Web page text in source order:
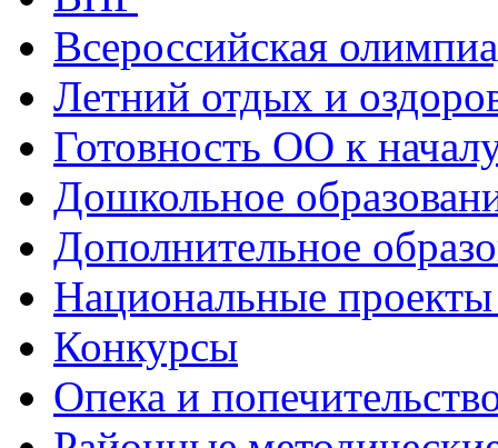
Всероссийская
Летний отдых и
Готовность ОО к
Дошкольное
Дополнительное
Национальные
Конкурсы
Опека и